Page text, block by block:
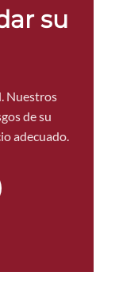
su
Nuestros
de su
adecuado.